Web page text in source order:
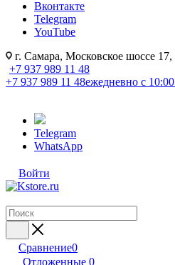
Вконтакте
Telegram
YouTube
г. Самара, Московское шоссе
+7 937 989 11 48
+7 937 989 11 48ежедневно с
Telegram
WhatsApp
Войти
Сравнение0
Отложенные 0